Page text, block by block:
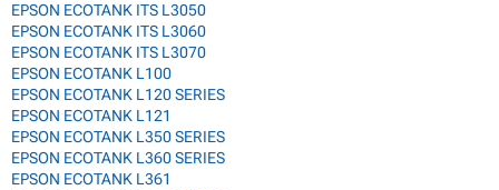
EPSON ECOTANK ITS L3050
EPSON ECOTANK ITS L3060
EPSON ECOTANK ITS L3070
EPSON ECOTANK L100
EPSON ECOTANK L120 SERIES
EPSON ECOTANK L121
EPSON ECOTANK L350 SERIES
EPSON ECOTANK L360 SERIES
EPSON ECOTANK L361